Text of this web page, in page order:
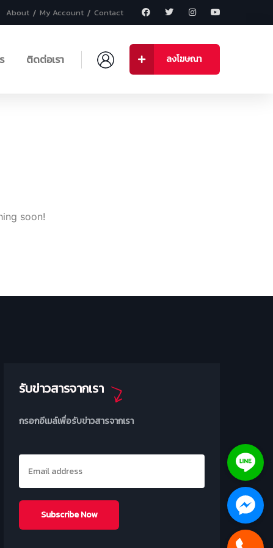
About My Account Contact
ติดต่อเรา ลงโฆษณา
soon!
รับข่าวสารจากเรา
กรอกอีเมล์เพื่อรับข่าวสารจากเรา